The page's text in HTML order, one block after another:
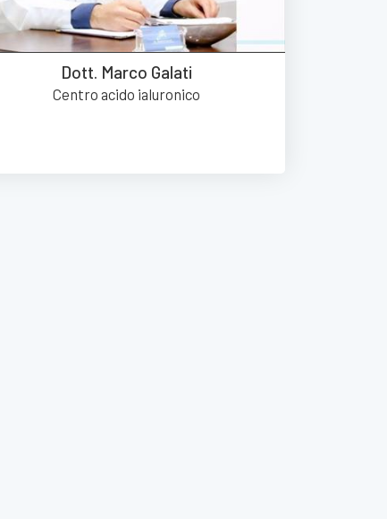
Dott. Marco Galati
Centro acido ialuronico